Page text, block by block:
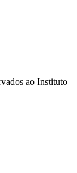
ao Instituto